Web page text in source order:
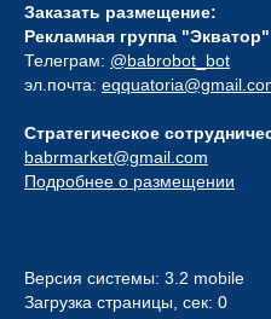
Заказать размещение:
Рекламная группа "Экватор"
Телеграм: @babrobot_bot
эл.почта:
Стратегическое
babrmarket@gmail.com
Подробнее о размещении
Версия системы: 3.2 mobile
Загрузка страницы, сек: 0